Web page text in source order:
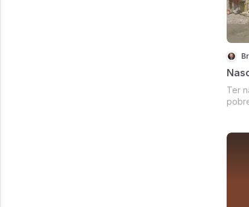
Ter nascido ou crescido numa família
e terá